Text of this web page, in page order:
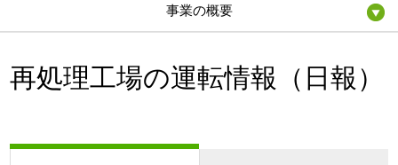
事業の概要
再処理工場の運転情報（日報）